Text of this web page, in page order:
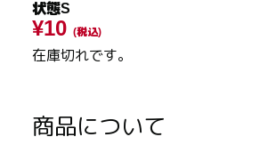
状態S
¥10 (税込)
在庫切れです。
商品について